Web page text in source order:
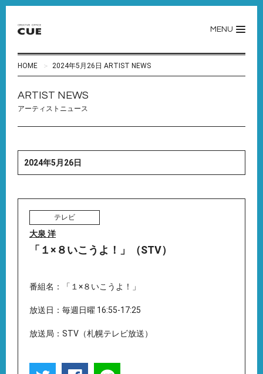
MENU
HOME 2024年5月26日 ARTIST NEWS
ARTIST NEWS
アーティストニュース
2024年5月26日
テレビ
大泉 洋
「１×８いこうよ！」（STV）
番組名：「１×８いこうよ！」
放送日：毎週日曜 16:55-17:25
放送局：STV（札幌テレビ放送）